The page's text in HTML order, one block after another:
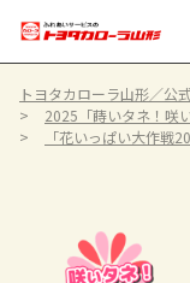
トヨタカローラ山形／公
2025「蒔いタネ！咲
「花いっぱい大作戦